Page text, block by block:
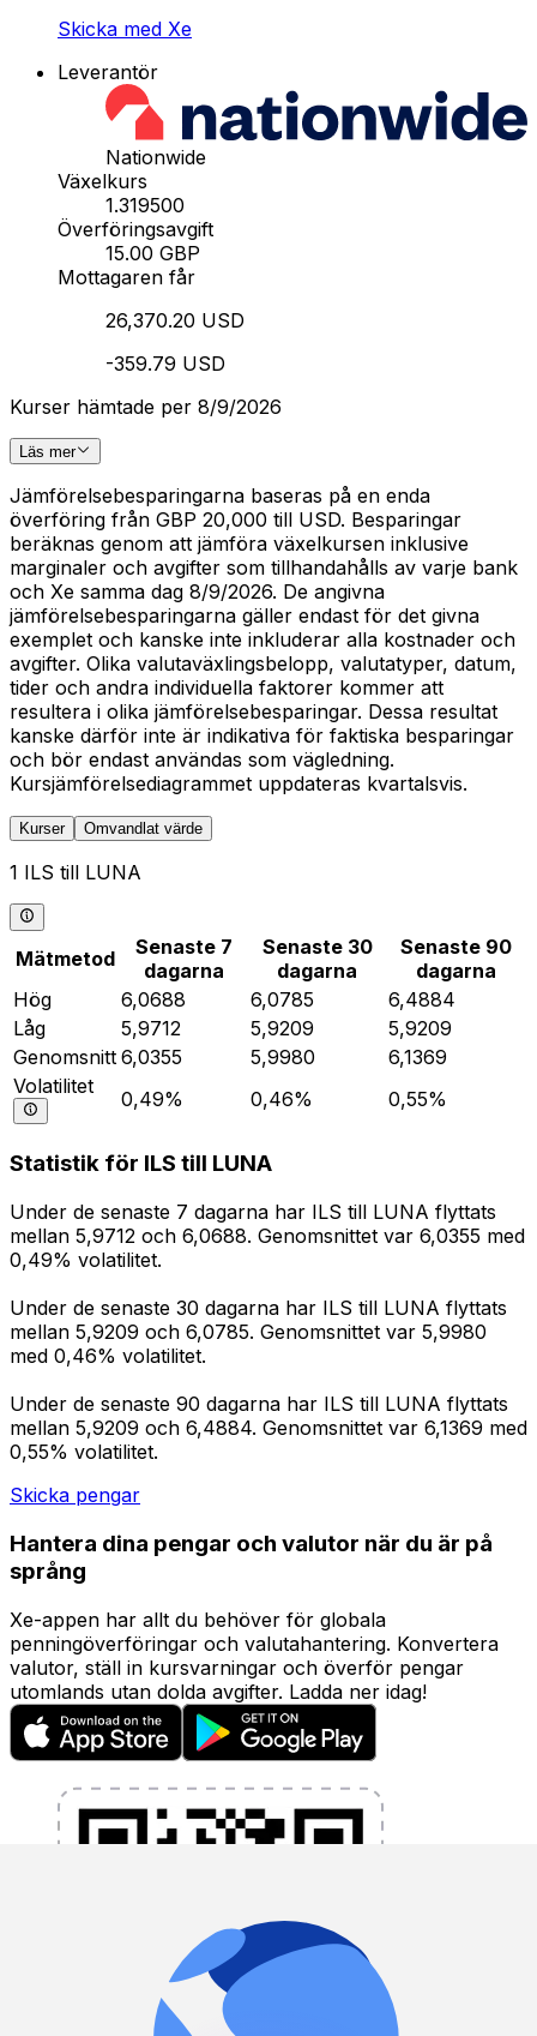
Skicka med Xe
Leverantör
Nationwide
Växelkurs
1.319500
Överföringsavgift
15.00 GBP
Mottagaren får
26,370.20 USD
-359.79 USD
Kurser hämtade per 8/9/2026
Läs mer
Jämförelsebesparingarna baseras på en enda
överföring från GBP 20,000 till USD. Besparingar
beräknas genom att jämföra växelkursen inklusive
marginaler och avgifter som tillhandahålls av varje bank
och Xe samma dag 8/9/2026. De angivna
jämförelsebesparingarna gäller endast för det givna
exemplet och kanske inte inkluderar alla kostnader och
avgifter. Olika valutaväxlingsbelopp, valutatyper, datum,
tider och andra individuella faktorer kommer att
resultera i olika jämförelsebesparingar. Dessa resultat
kanske därför inte är indikativa för faktiska besparingar
och bör endast användas som vägledning.
Kursjämförelsediagrammet uppdateras kvartalsvis.
Kurser Omvandlat värde
1 ILS till LUNA
Mätmetod
Senaste 7
dagarna
Senaste 30
dagarna
Senaste 90
dagarna
Hög
6,0688 6,0785
6,4884
Låg
5,9712 5,9209
5,9209
Genomsnitt 6,0355 5,9980
6,1369
Volatilitet
0,49% 0,46% 0,55%
Statistik för ILS till LUNA
Under de senaste 7 dagarna har ILS till LUNA flyttats
mellan 5,9712 och 6,0688. Genomsnittet var 6,0355 med
0,49% volatilitet.
Under de senaste 30 dagarna har ILS till LUNA flyttats
mellan 5,9209 och 6,0785. Genomsnittet var 5,9980
med 0,46% volatilitet.
Under de senaste 90 dagarna har ILS till LUNA flyttats
mellan 5,9209 och 6,4884. Genomsnittet var 6,1369 med
0,55% volatilitet.
Skicka pengar
Hantera dina pengar och valutor när du är på
språng
Xe-appen har allt du behöver för globala
penningöverföringar och valutahantering. Konvertera
valutor, ställ in kursvarningar och överför pengar
utomlands utan dolda avgifter. Ladda ner idag!